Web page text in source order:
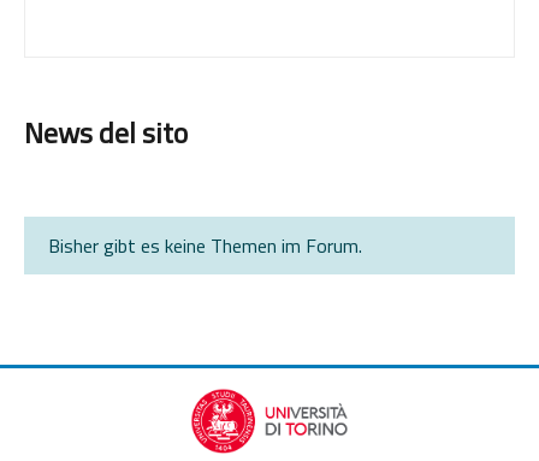
News del sito
Bisher gibt es keine Themen im Forum.